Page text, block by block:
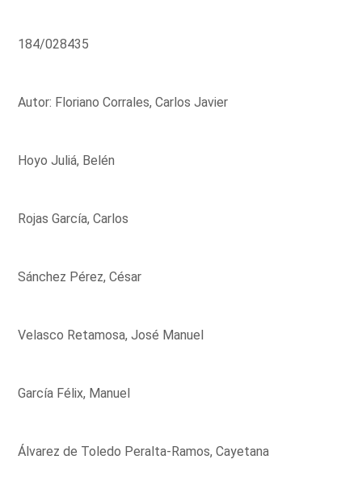
184/028435
Autor: Floriano Corrales, Carlos Javier
Hoyo Juliá, Belén
Rojas García, Carlos
Sánchez Pérez, César
Velasco Retamosa, José Manuel
García Félix, Manuel
Álvarez de Toledo Peralta-Ramos, Cayetana